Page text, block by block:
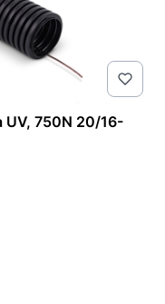
UV, 750N 20/16-